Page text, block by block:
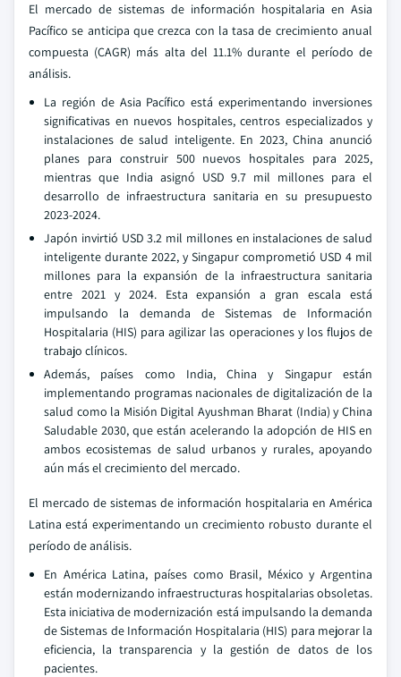
El mercado de sistemas de información hospitalaria en Asia
Pacífico se anticipa que crezca con la tasa de crecimiento anual
compuesta (CAGR) más alta del 11.1% durante el período de
análisis.
La región de Asia Pacífico está experimentando inversiones
significativas en nuevos hospitales, centros especializados y
instalaciones de salud inteligente. En 2023, China anunció
planes para construir 500 nuevos hospitales para 2025,
mientras que India asignó USD 9.7 mil millones para el
desarrollo de infraestructura sanitaria en su presupuesto
2023-2024.
Japón invirtió USD 3.2 mil millones en instalaciones de salud
inteligente durante 2022, y Singapur comprometió USD 4 mil
millones para la expansión de la infraestructura sanitaria
entre 2021 y 2024. Esta expansión a gran escala está
impulsando la demanda de Sistemas de Información
Hospitalaria (HIS) para agilizar las operaciones y los flujos de
trabajo clínicos.
Además, países como India, China y Singapur están
implementando programas nacionales de digitalización de la
salud como la Misión Digital Ayushman Bharat (India) y China
Saludable 2030, que están acelerando la adopción de HIS en
ambos ecosistemas de salud urbanos y rurales, apoyando
aún más el crecimiento del mercado.
El mercado de sistemas de información hospitalaria en América
Latina está experimentando un crecimiento robusto durante el
período de análisis.
En América Latina, países como Brasil, México y Argentina
están modernizando infraestructuras hospitalarias obsoletas.
Esta iniciativa de modernización está impulsando la demanda
de Sistemas de Información Hospitalaria (HIS) para mejorar la
eficiencia, la transparencia y la gestión de datos de los
pacientes.